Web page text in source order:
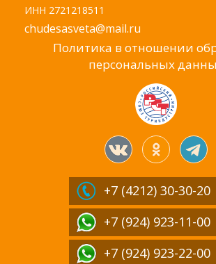
ИНН 2721218511
chudesasveta@mail.ru
Политика в отношении
персональных
+7 (4212) 30-30-20
+7 (924) 923-11-00
+7 (924) 923-22-00